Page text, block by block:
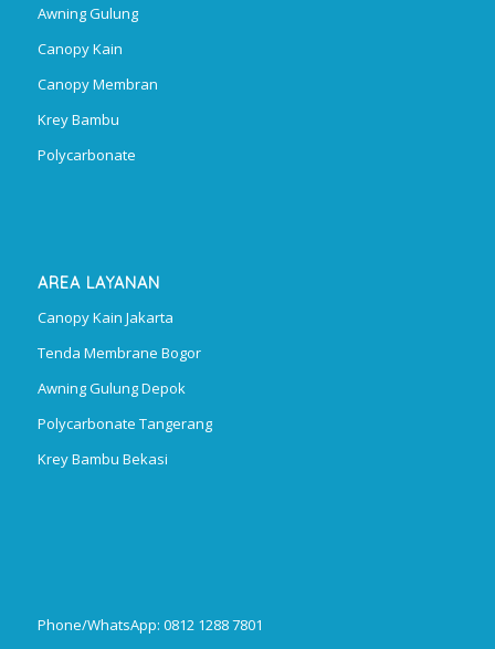
Awning Gulung
Canopy Kain
Canopy Membran
Krey Bambu
Polycarbonate
AREA LAYANAN
Canopy Kain Jakarta
Tenda Membrane Bogor
Awning Gulung Depok
Polycarbonate Tangerang
Krey Bambu Bekasi
Phone/WhatsApp: 0812 1288 7801